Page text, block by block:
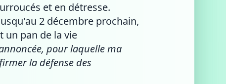
et en détresse.
2 décembre prochain,
un pan de la vie
pour laquelle ma
la défense des